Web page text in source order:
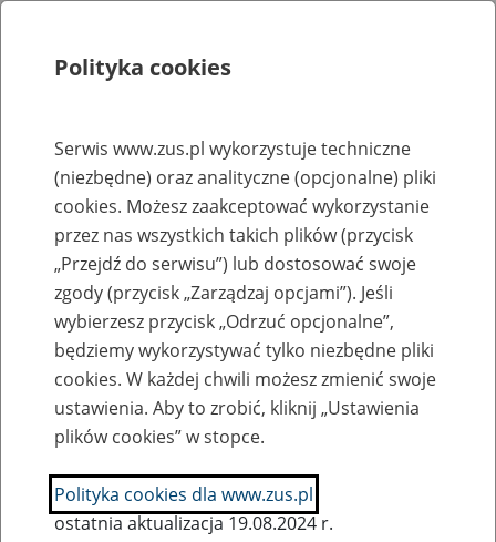
Rejestry, ewidencje i archiwa
Baza zlikwidowanych lub
przekształconych zakładów pracy
Nazwa zakładu pracy:
SZUKAJ
Polityka cookies
Serwis www.zus.pl wykorzystuje techniczne
(niezbędne) oraz analityczne (opcjonalne) pliki
cookies. Możesz zaakceptować wykorzystanie
przez nas wszystkich takich plików (przycisk
„Przejdź do serwisu”) lub dostosować swoje
zgody (przycisk „Zarządzaj opcjami”). Jeśli
wybierzesz przycisk „Odrzuć opcjonalne”,
będziemy wykorzystywać tylko niezbędne pliki
cookies. W każdej chwili możesz zmienić swoje
ustawienia. Aby to zrobić, kliknij „Ustawienia
plików cookies” w stopce.
Polityka cookies dla www.zus.pl
ostatnia aktualizacja 19.08.2024 r.